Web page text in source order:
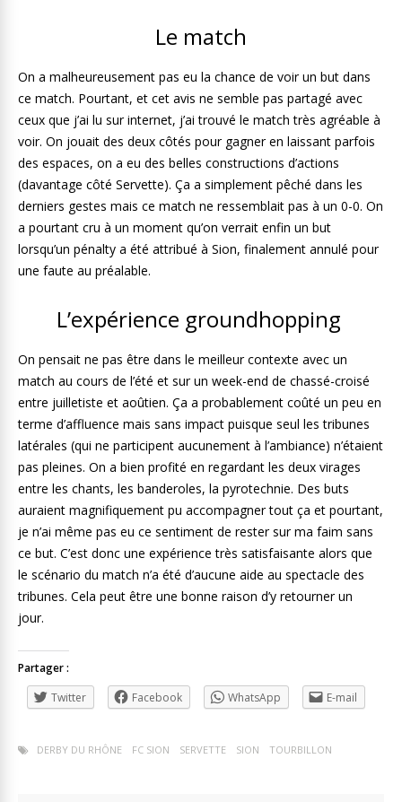
Le match
On a malheureusement pas eu la chance de voir un but dans
ce match. Pourtant, et cet avis ne semble pas partagé avec
ceux que j’ai lu sur internet, j’ai trouvé le match très agréable à
voir. On jouait des deux côtés pour gagner en laissant parfois
des espaces, on a eu des belles constructions d’actions
(davantage côté Servette). Ça a simplement pêché dans les
derniers gestes mais ce match ne ressemblait pas à un 0-0. On
a pourtant cru à un moment qu’on verrait enfin un but
lorsqu’un pénalty a été attribué à Sion, finalement annulé pour
une faute au préalable.
L’expérience groundhopping
On pensait ne pas être dans le meilleur contexte avec un
match au cours de l’été et sur un week-end de chassé-croisé
entre juilletiste et aoûtien. Ça a probablement coûté un peu en
terme d’affluence mais sans impact puisque seul les tribunes
latérales (qui ne participent aucunement à l’ambiance) n’étaient
pas pleines. On a bien profité en regardant les deux virages
entre les chants, les banderoles, la pyrotechnie. Des buts
auraient magnifiquement pu accompagner tout ça et pourtant,
je n’ai même pas eu ce sentiment de rester sur ma faim sans
ce but. C’est donc une expérience très satisfaisante alors que
le scénario du match n’a été d’aucune aide au spectacle des
tribunes. Cela peut être une bonne raison d’y retourner un
jour.
Partager :
Twitter
Facebook WhatsApp E-mail
DERBY DU RHÔNE FC SION SERVETTE SION TOURBILLON